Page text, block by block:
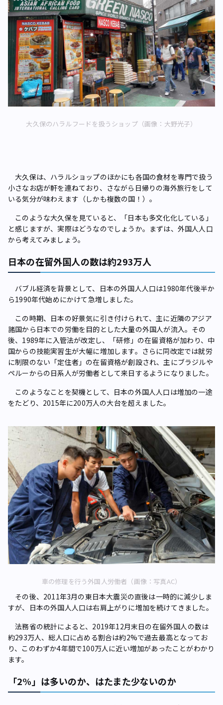
大久保のハラルフードを扱うショップ（画像：大野光子）
大久保は、ハラルショップのほかにも各国の食材を専門で扱う
小さなお店が軒を連ねており、さながら日帰りの海外旅行をして
いる気分が味わえます（しかも複数の国！）。
このような大久保を見ていると、「日本も多文化化している」
と感じますが、実際はどうなのでしょうか。まずは、外国人人口
から考えてみましょう。
日本の在留外国人の数は約293万人
バブル経済を背景として、日本の外国人人口は1980年代後半か
ら1990年代始めにかけて急増しました。
この時期、日本の好景気に引き付けられて、主に近隣のアジア
諸国から日本での労働を目的とした大量の外国人が流入。その
後、1989年に入管法が改定し、「研修」の在留資格が加わり、中
国からの技能実習生が大幅に増加します。さらに同改定では就労
に制限のない「定住者」の在留資格が創設され、主にブラジルや
ペルーからの日系人が労働者として来日するようになりました。
このようなことを契機として、日本の外国人人口は増加の一途
をたどり、2015年に200万人の大台を超えました。
車の修理を行う外国人労働者（画像：写真AC）
その後、2011年3月の東日本大震災の直後は一時的に減少しま
すが、日本の外国人人口は右肩上がりに増加を続けてきました。
法務省の統計によると、2019年12月末日の在留外国人の数は
約293万人、総人口に占める割合は約2%で過去最高となってお
り、このわずか4年間で100万人に近い増加があったことがわかり
ます。
「2%」は多いのか、はたまた少ないのか